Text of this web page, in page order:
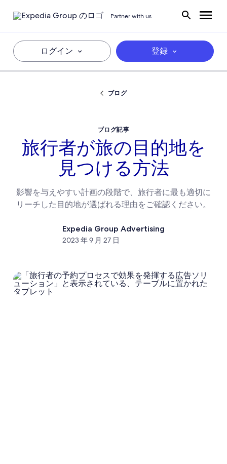
Partner with us
ログイン 登録
ブログ
ブログ記事
旅行者が旅の目的地を
見つける方法
影響を与えやすい計画の段階で、旅行者に最も適切に
リーチした目的地が選ばれる理由をご確認ください。
Expedia Group Advertising
2023 年 9 月 27 日